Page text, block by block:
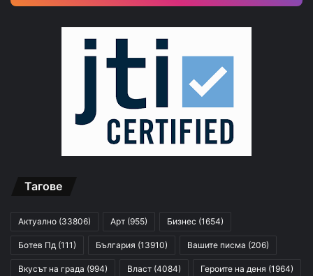
Тагове
Актуално (33806) Арт (955) Бизнес (1654)
Ботев Пд (111) България (13910) Вашите писма (206)
Вкусът на града (994) Власт (4084) Героите на деня (1964)